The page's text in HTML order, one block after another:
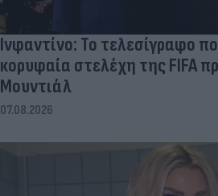
Ινφαντίνο: Το τελεσίγραφο
κορυφαία στελέχη της FIFA
Μουντιάλ
07.08.2026